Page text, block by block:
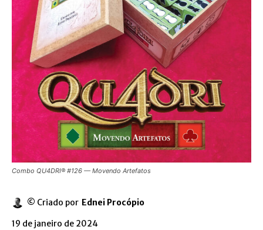
Combo QU4DRI® #126 — Movendo Artefatos
© Criado por Ednei Procópio
19 de janeiro de 2024